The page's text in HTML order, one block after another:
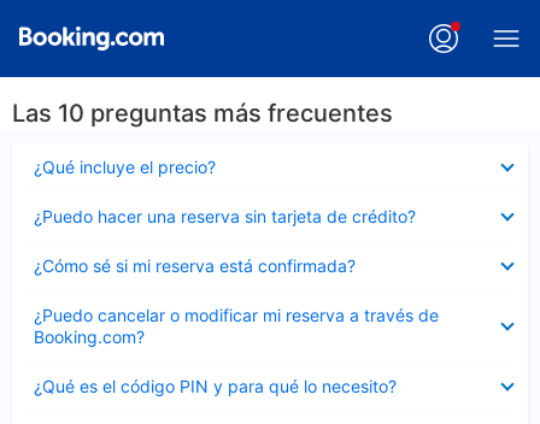
Las 10 preguntas más frecuentes
¿Qué incluye el precio?
cerrado
¿Puedo hacer una reserva sin tarjeta de crédito?
cerrado
¿Cómo sé si mi reserva está confirmada?
cerrado
¿Puedo cancelar o modificar mi reserva a través de
Booking.com?
cerrado
¿Qué es el código PIN y para qué lo necesito?
cerrado